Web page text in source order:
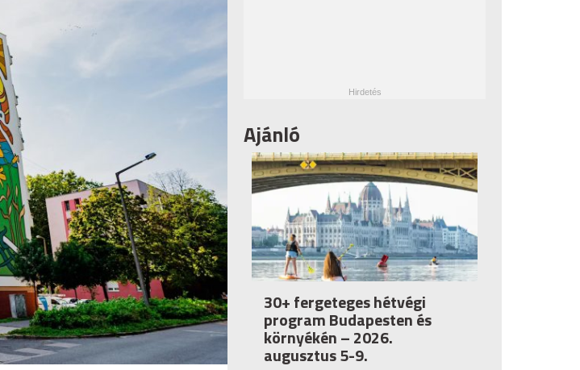
Ajánló
30+ fergeteges hétvégi
program Budapesten és
környékén – 2026.
augusztus 5-9.